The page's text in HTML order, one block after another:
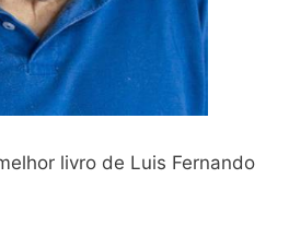
livro de Luis Fernando